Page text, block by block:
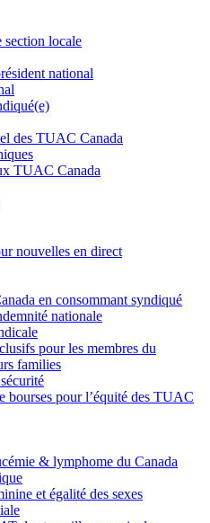
section locale
national
des TUAC Canada
TUAC Canada
nouvelles en direct
en consommant syndiqué
nationale
pour les membres du
families
bourses pour l’équité des TUAC
& lymphome du Canada
et égalité des sexes